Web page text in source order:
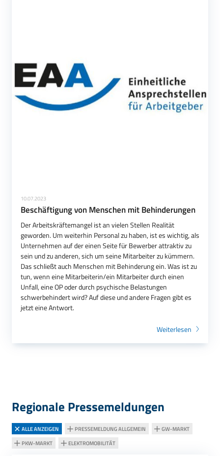
10.07.2023
Beschäftigung von Menschen mit Behinderungen
Der Arbeitskräftemangel ist an vielen Stellen Realität
geworden. Um weiterhin Personal zu haben, ist es wichtig, als
Unternehmen auf der einen Seite für Bewerber attraktiv zu
sein und zu anderen, sich um seine Mitarbeiter zu kümmern.
Das schließt auch Menschen mit Behinderung ein. Was ist zu
tun, wenn eine Mitarbeiterin/ein Mitarbeiter durch einen
Unfall, eine OP oder durch psychische Belastungen
schwerbehindert wird? Auf diese und andere Fragen gibt es
jetzt eine Antwort.
Weiterlesen
Regionale Pressemeldungen
ALLE ANZEIGEN PRESSEMELDUNG ALLGEMEIN
GW-MARKT
PKW-MARKT
ELEKTROMOBILITÄT